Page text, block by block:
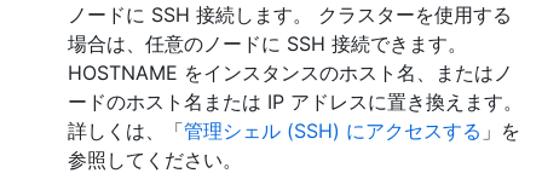
ノードに SSH 接続します。 クラスターを使用する
場合は、任意のノードに SSH 接続できます。
HOSTNAME をインスタンスのホスト名、またはノ
ードのホスト名または IP アドレスに置き換えます。
詳しくは、「管理シェル (SSH) にアクセスする 」を
参照してください。